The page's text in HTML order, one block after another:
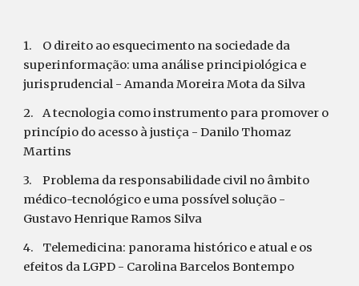
1.
O direito ao esquecimento na sociedade da
superinformação: uma análise principiológica e
jurisprudencial - Amanda Moreira Mota da Silva
2.
A tecnologia como instrumento para promover o
princípio do acesso à justiça - Danilo Thomaz
Martins
3.
Problema da responsabilidade civil no âmbito
médico-tecnológico e uma possível solução -
Gustavo Henrique Ramos Silva
4.
Telemedicina: panorama histórico e atual e os
efeitos da LGPD - Carolina Barcelos Bontempo